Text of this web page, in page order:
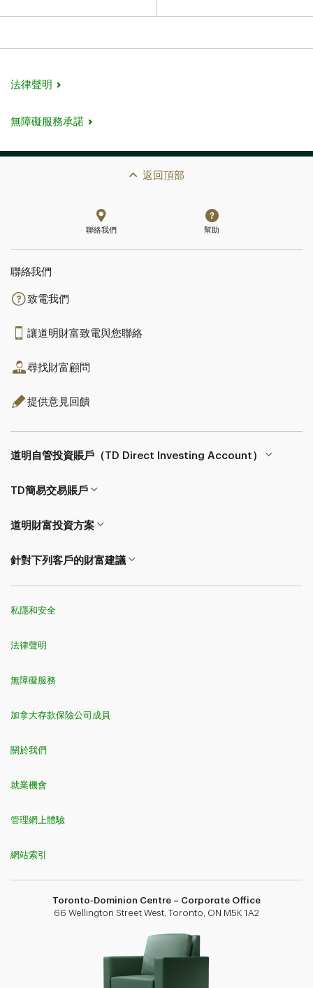
法律聲明
無障礙服務承諾
返回頂部
聯絡我們 幫助
聯絡我們
致電我們
讓道明財富致電與您聯絡
尋找財富顧問
提供意見回饋
道明自管投資賬戶（TD Direct Investing Account）
TD簡易交易賬戶
道明財富投資方案
針對下列客戶的財富建議
私隱和安全
法律聲明
無障礙服務
加拿大存款保險公司成員
關於我們
就業機會
管理網上體驗
網站索引
Toronto-Dominion Centre – Corporate Office
66 Wellington Street West, Toronto, ON M5K 1A2